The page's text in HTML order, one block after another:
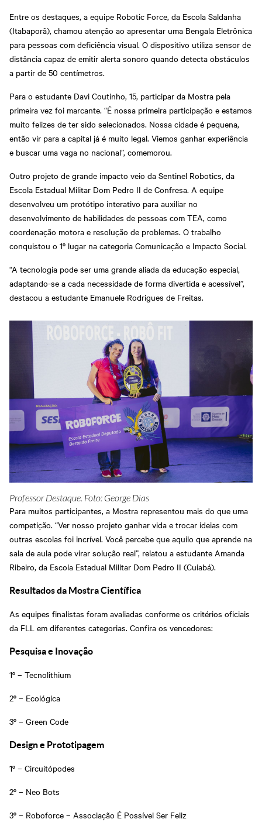
Entre os destaques, a equipe Robotic Force, da Escola Saldanha
(Itabaporã), chamou atenção ao apresentar uma Bengala Eletrônica
para pessoas com deficiência visual. O dispositivo utiliza sensor de
distância capaz de emitir alerta sonoro quando detecta obstáculos
a partir de 50 centímetros.
Para o estudante Davi Coutinho, 15, participar da Mostra pela
primeira vez foi marcante. “É nossa primeira participação e estamos
muito felizes de ter sido selecionados. Nossa cidade é pequena,
então vir para a capital já é muito legal. Viemos ganhar experiência
e buscar uma vaga no nacional”, comemorou.
Outro projeto de grande impacto veio da Sentinel Robotics, da
Escola Estadual Militar Dom Pedro II de Confresa. A equipe
desenvolveu um protótipo interativo para auxiliar no
desenvolvimento de habilidades de pessoas com TEA, como
coordenação motora e resolução de problemas. O trabalho
conquistou o 1º lugar na categoria Comunicação e Impacto Social.
“A tecnologia pode ser uma grande aliada da educação especial,
adaptando-se a cada necessidade de forma divertida e acessível”,
destacou a estudante Emanuele Rodrigues de Freitas.
Professor Destaque. Foto: George Dias
Para muitos participantes, a Mostra representou mais do que uma
competição. “Ver nosso projeto ganhar vida e trocar ideias com
outras escolas foi incrível. Você percebe que aquilo que aprende na
sala de aula pode virar solução real”, relatou a estudante Amanda
Ribeiro, da Escola Estadual Militar Dom Pedro II (Cuiabá).
Resultados da Mostra Científica
As equipes finalistas foram avaliadas conforme os critérios oficiais
da FLL em diferentes categorias. Confira os vencedores:
Pesquisa e Inovação
1º – Tecnolithium
2º – Ecológica
3º – Green Code
Design e Prototipagem
1º – Circuitópodes
2º – Neo Bots
3º – Roboforce – Associação É Possível Ser Feliz